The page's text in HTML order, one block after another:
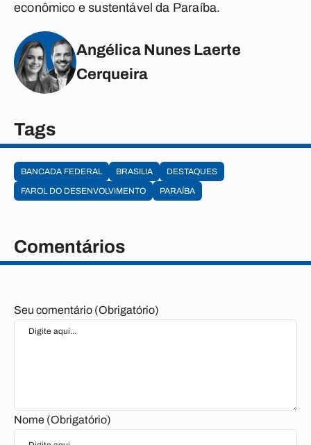
econômico e sustentável da Paraíba.
Angélica Nunes Laerte
Cerqueira
Tags
BANCADA FEDERAL BRASILIA
DESTAQUES
FAROL DO DESENVOLVIMENTO
PARAÍBA
Comentários
Seu comentário (Obrigatório)
Nome (Obrigatório)